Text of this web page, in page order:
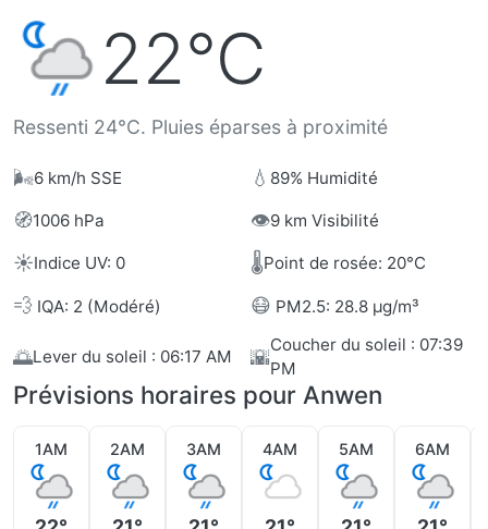
22°C
Ressenti 24°C. Pluies éparses à proximité
🌬️6 km/h SSE 💧 89% Humidité
🧭1006 hPa 👁️9 km Visibilité
☀️Indice UV: 0 🌡️Point de rosée: 20°C
💨 IQA: 2 (Modéré) 😷 PM2.5: 28.8 µg/m³
🌅Lever du soleil : 06:17 AM 🌇Coucher du soleil : 07:39
PM
Prévisions horaires pour Anwen
1AM 2AM 3AM 4AM 5AM 6AM